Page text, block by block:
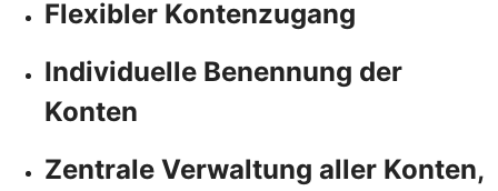
Flexibler Kontenzugang
Individuelle Benennung der
Konten
Zentrale Verwaltung aller Konten,